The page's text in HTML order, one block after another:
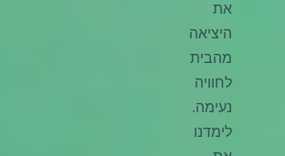
את
היציאה
מהבית
לחוויה
נעימה.
לימדנו